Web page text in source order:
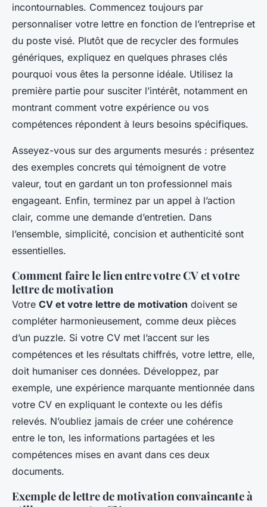
incontournables. Commencez toujours par
personnaliser votre lettre en fonction de l’entreprise et
du poste visé. Plutôt que de recycler des formules
génériques, expliquez en quelques phrases clés
pourquoi vous êtes la personne idéale. Utilisez la
première partie pour susciter l’intérêt, notamment en
montrant comment votre expérience ou vos
compétences répondent à leurs besoins spécifiques.
Asseyez-vous sur des arguments mesurés : présentez
des exemples concrets qui témoignent de votre
valeur, tout en gardant un ton professionnel mais
engageant. Enfin, terminez par un appel à l’action
clair, comme une demande d’entretien. Dans
l’ensemble, simplicité, concision et authenticité sont
essentielles.
Comment faire le lien entre votre CV et votre
lettre de motivation
Votre CV et votre lettre de motivation doivent se
compléter harmonieusement, comme deux pièces
d’un puzzle. Si votre CV met l’accent sur les
compétences et les résultats chiffrés, votre lettre, elle,
doit humaniser ces données. Développez, par
exemple, une expérience marquante mentionnée dans
votre CV en expliquant le contexte ou les défis
relevés. N’oubliez jamais de créer une cohérence
entre le ton, les informations partagées et les
compétences mises en avant dans ces deux
documents.
Exemple de lettre de motivation convaincante à